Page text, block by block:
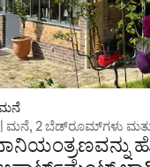
ಮನೆ
| ಮನೆ, 2 ಬೆಡ್‌ರೂಮ್‌ಗಳು